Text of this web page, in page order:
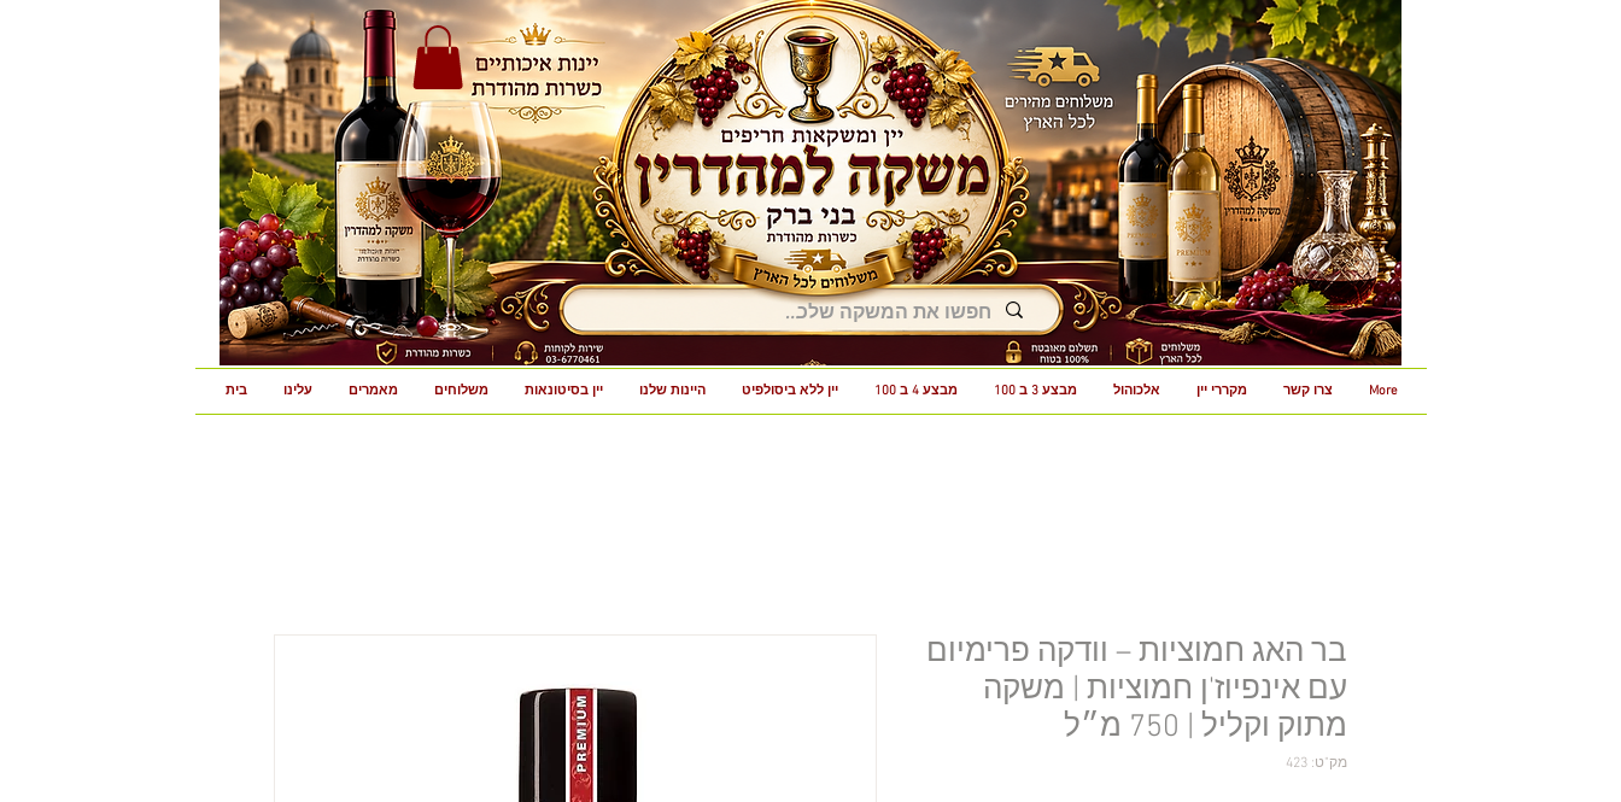
בית עלינו מאמרים משלוחים יין בסיטונאות היינות שלנו יין ללא ביסולפיט מבצע 4 ב 100 מבצע 3 ב 100 אלכוהול מקררי יין צרו קשר More
בר האג חמוציות – וודקה פרימיום
עם אינפיוז'ן חמוציות | משקה
מתוק וקליל | 750 מ״ל
מק"ט: 423